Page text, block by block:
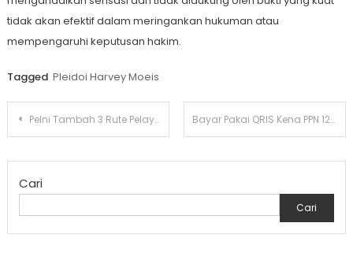
tidak akan efektif dalam meringankan hukuman atau
mempengaruhi keputusan hakim.
Tagged Pleidoi Harvey Moeis
Navigasi
pos
Pelni Tambah 3 Rute Pelayaran Batam – Belawan untuk Hadapi Puncak Mudik Nataru 2024 Bayar Pakai QRIS Kena PPN 12%, Begini Penjelasan Ditjen Pajak
Cari
Cari